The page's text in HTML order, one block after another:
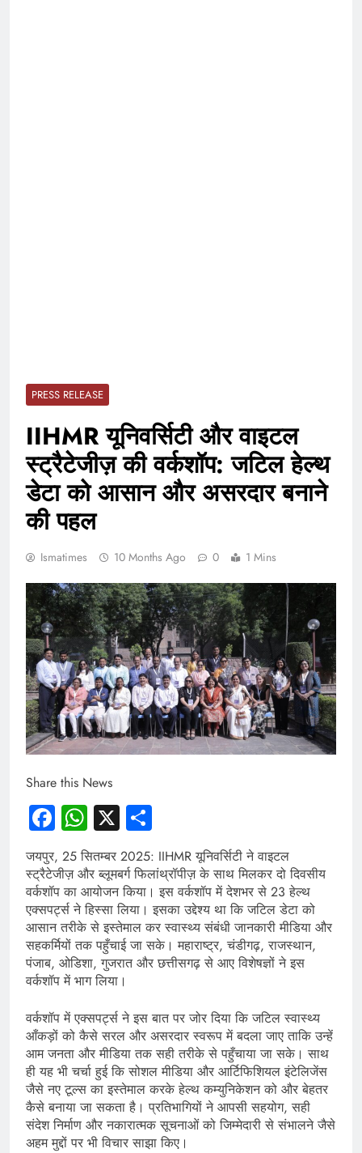
PRESS RELEASE
IIHMR यूनिवर्सिटी और वाइटल
स्ट्रैटेजीज़ की वर्कशॉप: जटिल हेल्थ
डेटा को आसान और असरदार बनाने
की पहल
Ismatimes 10 Months Ago 0 1 Mins
Share this News
Facebook
WhatsApp
X
जयपुर, 25 सितम्बर 2025: IIHMR यूनिवर्सिटी ने वाइटल
स्ट्रैटेजीज़ और ब्लूमबर्ग फिलांथ्रॉपीज़ के साथ मिलकर दो दिवसीय
वर्कशॉप का आयोजन किया। इस वर्कशॉप में देशभर से 23 हेल्थ
एक्सपर्ट्स ने हिस्सा लिया। इसका उद्देश्य था कि जटिल डेटा को
आसान तरीके से इस्तेमाल कर स्वास्थ्य संबंधी जानकारी मीडिया और
सहकर्मियों तक पहुँचाई जा सके। महाराष्ट्र, चंडीगढ़, राजस्थान,
पंजाब, ओडिशा, गुजरात और छत्तीसगढ़ से आए विशेषज्ञों ने इस
वर्कशॉप में भाग लिया।
वर्कशॉप में एक्सपर्ट्स ने इस बात पर जोर दिया कि जटिल स्वास्थ्य
आँकड़ों को कैसे सरल और असरदार स्वरूप में बदला जाए ताकि उन्हें
आम जनता और मीडिया तक सही तरीके से पहुँचाया जा सके। साथ
ही यह भी चर्चा हुई कि सोशल मीडिया और आर्टिफिशियल इंटेलिजेंस
जैसे नए टूल्स का इस्तेमाल करके हेल्थ कम्युनिकेशन को और बेहतर
कैसे बनाया जा सकता है। प्रतिभागियों ने आपसी सहयोग, सही
संदेश निर्माण और नकारात्मक सूचनाओं को जिम्मेदारी से संभालने जैसे
अहम मुद्दों पर भी विचार साझा किए।